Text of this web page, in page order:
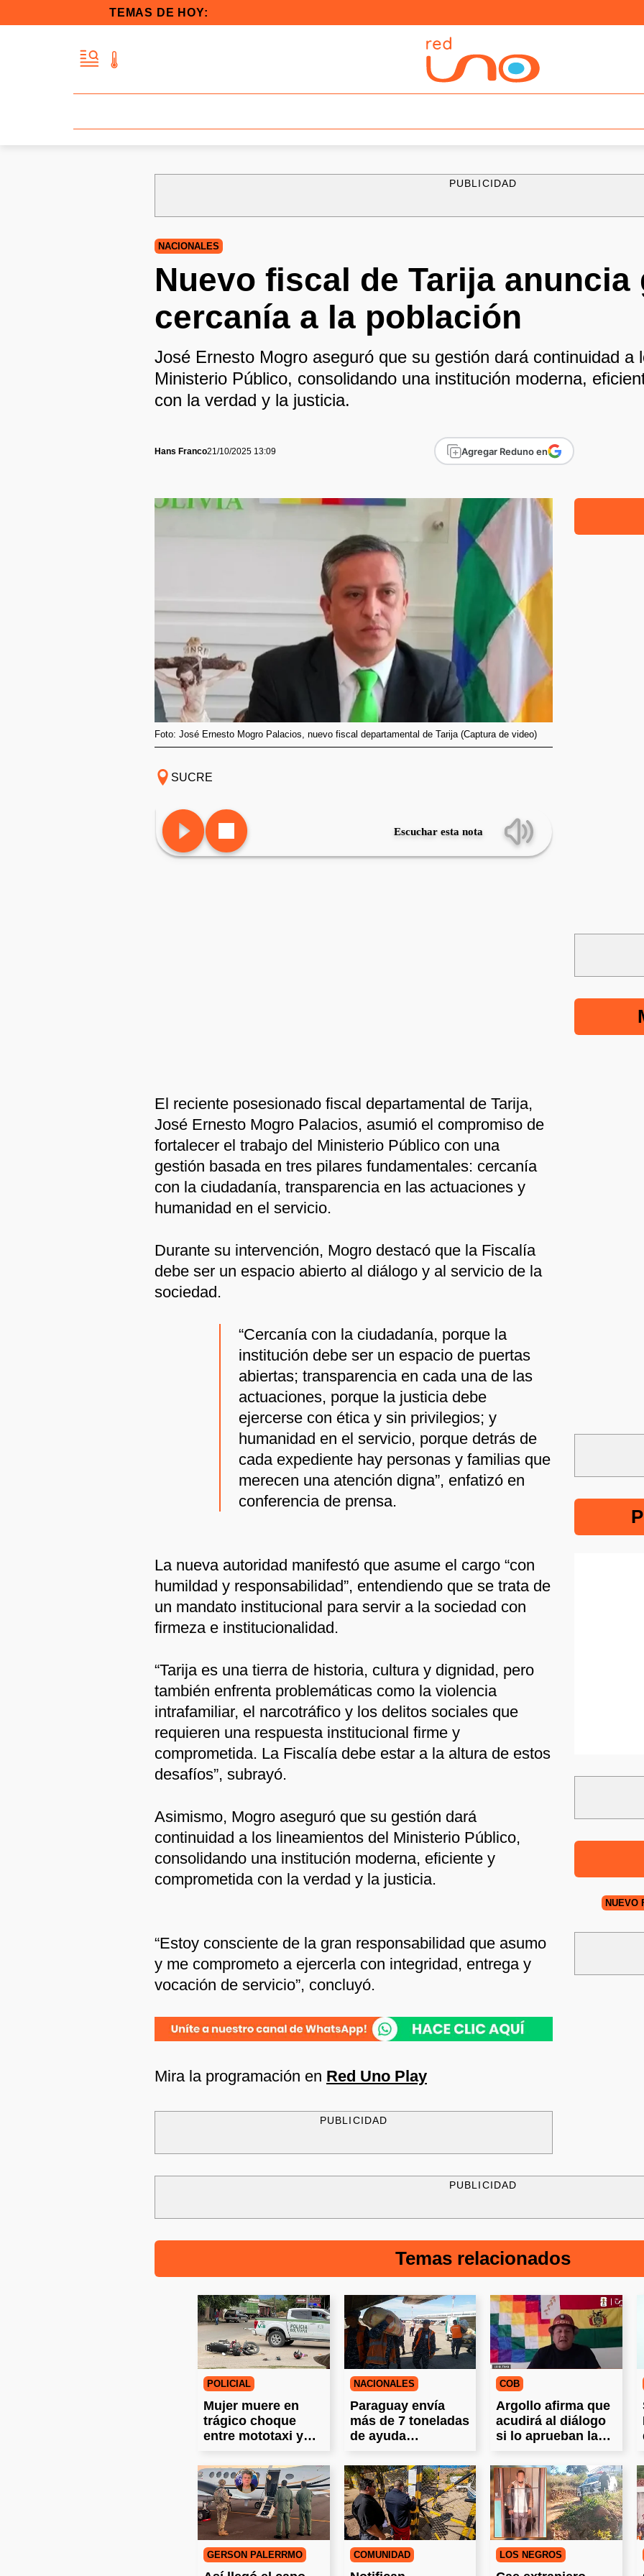
TEMAS DE HOY:
PUBLICIDAD
NACIONALES
Nuevo fiscal de Tarija anuncia
cercanía a la población
José Ernesto Mogro aseguró que su gestión dará continuidad a
Ministerio Público, consolidando una institución moderna,
con la verdad y la justicia.
Hans Franco21/10/2025 13:09 Agregar Reduno en
Foto: José Ernesto Mogro Palacios, nuevo fiscal departamental de Tarija (Captura de video)
SUCRE
Escuchar esta nota
El reciente posesionado fiscal departamental de Tarija,
José Ernesto Mogro Palacios, asumió el compromiso de
fortalecer el trabajo del Ministerio Público con una
gestión basada en tres pilares fundamentales: cercanía
con la ciudadanía, transparencia en las actuaciones y
humanidad en el servicio.
Durante su intervención, Mogro destacó que la Fiscalía
debe ser un espacio abierto al diálogo y al servicio de la
sociedad.
“Cercanía con la ciudadanía, porque la
institución debe ser un espacio de puertas
abiertas; transparencia en cada una de las
actuaciones, porque la justicia debe
ejercerse con ética y sin privilegios; y
humanidad en el servicio, porque detrás de
cada expediente hay personas y familias que
merecen una atención digna”, enfatizó en
conferencia de prensa.
La nueva autoridad manifestó que asume el cargo “con
humildad y responsabilidad”, entendiendo que se trata de
un mandato institucional para servir a la sociedad con
firmeza e institucionalidad.
“Tarija es una tierra de historia, cultura y dignidad, pero
también enfrenta problemáticas como la violencia
intrafamiliar, el narcotráfico y los delitos sociales que
requieren una respuesta institucional firme y
comprometida. La Fiscalía debe estar a la altura de estos
desafíos”, subrayó.
Asimismo, Mogro aseguró que su gestión dará
continuidad a los lineamientos del Ministerio Público,
consolidando una institución moderna, eficiente y
comprometida con la verdad y la justicia.
“Estoy consciente de la gran responsabilidad que asumo
y me comprometo a ejercerla con integridad, entrega y
vocación de servicio”, concluyó.
Mira la programación en Red Uno Play
PUBLICIDAD
NUEVO
PUBLICIDAD
Temas relacionados
POLICIAL
Mujer muere en
trágico choque
entre mototaxi y
Montes
NACIONALES
Paraguay envía
más de 7 toneladas
de ayuda
Bolivia
COB
Argollo afirma que
acudirá al diálogo
si lo aprueban las
GERSON PALERRMO COMUNIDAD LOS NEGROS